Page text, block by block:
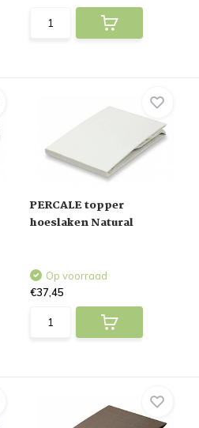
PERCALE topper
hoeslaken Natural
Op voorraad
€37,45